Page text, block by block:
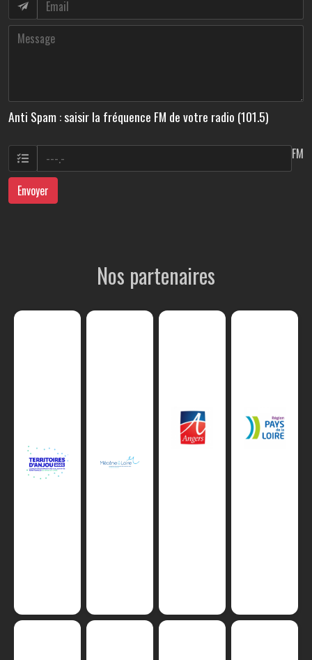
Anti Spam : saisir la fréquence FM de votre radio (101.5)
FM
Envoyer
Nos partenaires